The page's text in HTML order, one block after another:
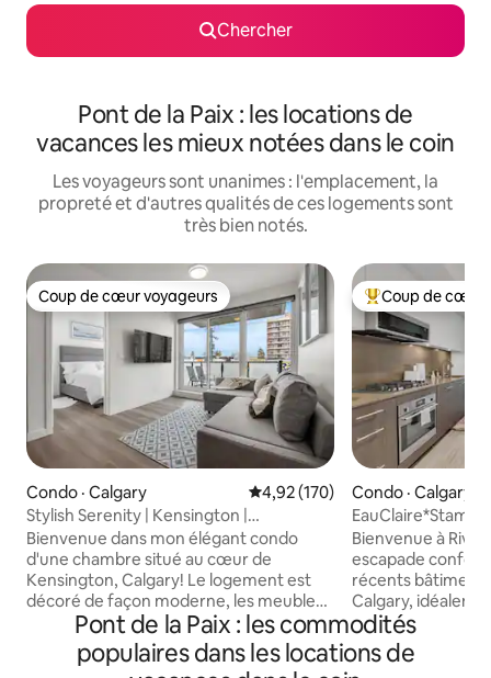
Chercher
Pont de la Paix : les locations de
vacances les mieux notées dans le coin
Les voyageurs sont unanimes : l'emplacement, la
propreté et d'autres qualités de ces logements sont
très bien notés.
Coup de cœur voyageurs
Coup de cœur voyageurs
Condo · Calgary Note moyenne de 4,92 sur 5,
4,92 (170)
Stylish Serenity | Kensington |
Stationnement souterrain | Climatisation
Bienvenue dans mon élégant condo
d'une chambre situé au cœur de
Kensington, Calgary! Le logement est
décoré de façon moderne, les meubles
sont confortables et de grandes
fenêtres laissent entrer la lumière
naturelle. Profitez d'un stationnement
Coup de cœur
Coup de cœur
Condo · Calgary
250Mbps
Bienvenue à
escapade
récents
Calgary,
de la Paix et du
d'une cuisine
équipée, d'un
Pont de la Paix : les commodités
populaires dans les locations de